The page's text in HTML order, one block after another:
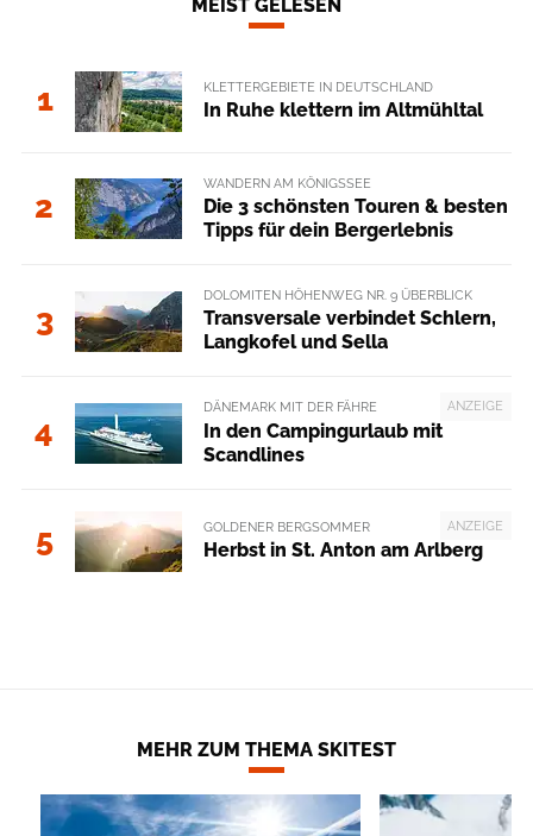
MEIST GELESEN
1 KLETTERGEBIETE IN DEUTSCHLAND
In Ruhe klettern im Altmühltal
2
WANDERN AM KÖNIGSSEE
Die 3 schönsten Touren & besten
Tipps für dein Bergerlebnis
3
DOLOMITEN HÖHENWEG NR. 9 ÜBERBLICK
Transversale verbindet Schlern,
Langkofel und Sella
4
ANZEIGE
DÄNEMARK MIT DER FÄHRE
In den Campingurlaub mit
Scandlines
5 ANZEIGE
GOLDENER BERGSOMMER
Herbst in St. Anton am Arlberg
MEHR ZUM THEMA SKITEST